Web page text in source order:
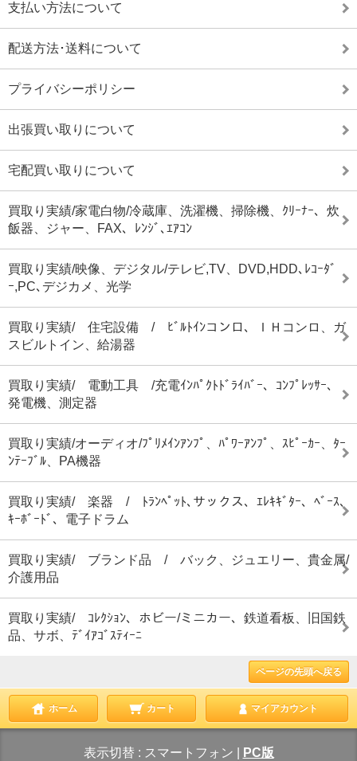
支払い方法について
配送方法･送料について
プライバシーポリシー
出張買い取りについて
宅配買い取りについて
買取り実績/家電白物/冷蔵庫、洗濯機、掃除機、ｸﾘｰﾅｰ、炊
飯器、ジャー、FAX、ﾚﾝｼﾞ､ｴｱｺﾝ
買取り実績/映像、デジタル/テレビ,TV、DVD,HDD､ﾚｺｰﾀﾞ
ｰ,PC､デジカメ、光学
買取り実績/ 住宅設備 / ﾋﾞﾙﾄｲﾝコンロ、ＩＨコンロ、ガ
スビルトイン、給湯器
買取り実績/ 電動工具 /充電ｲﾝﾊﾟｸﾄﾄﾞﾗｲﾊﾞｰ、ｺﾝﾌﾟﾚｯｻｰ、
発電機、測定器
買取り実績/オーディオ/ﾌﾟﾘﾒｲﾝｱﾝﾌﾟ、ﾊﾟﾜｰｱﾝﾌﾟ、ｽﾋﾟｰｶｰ、ﾀｰ
ﾝﾃｰﾌﾞﾙ、PA機器
買取り実績/ 楽器 / ﾄﾗﾝﾍﾟｯﾄ､サックス、ｴﾚｷｷﾞﾀｰ、ﾍﾞｰｽ､
ｷｰﾎﾞｰﾄﾞ、電子ドラム
買取り実績/ ブランド品 / バック、ジュエリー、貴金属/
介護用品
買取り実績/ ｺﾚｸｼｮﾝ、ホビー/ミニカー、鉄道看板、旧国鉄
品、サボ、ﾃﾞｲｱｺﾞｽﾃｨｰﾆ
ページの先頭へ戻る
ホーム カート マイアカウント
表示切替 : スマートフォン PC版